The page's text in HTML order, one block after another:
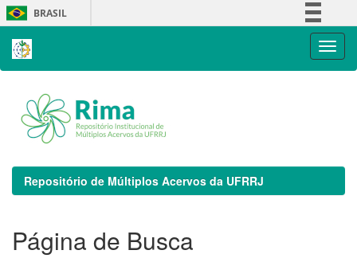
Skip
navigation
BRASIL
Repositório de Múltiplos Acervos da UFRRJ
Página de Busca